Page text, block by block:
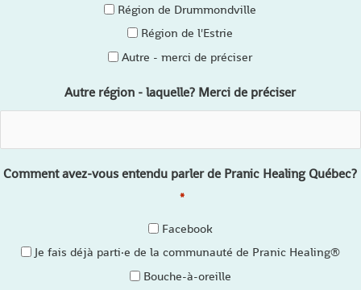
Région de Drummondville
Région de l'Estrie
Autre - merci de préciser
Autre région - laquelle? Merci de préciser
Comment avez-vous entendu parler de Pranic Healing Québec?
*
Facebook
Je fais déjà parti·e de la communauté de Pranic Healing®
Bouche-à-oreille